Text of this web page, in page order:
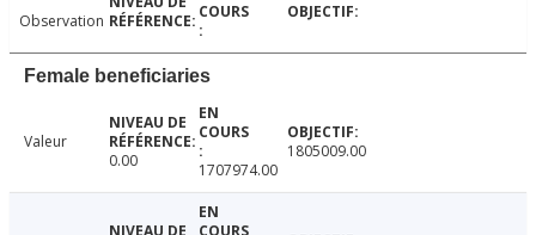
Observation
Female beneficiaries
Valeur
0.00
1707974.00
1805009.00